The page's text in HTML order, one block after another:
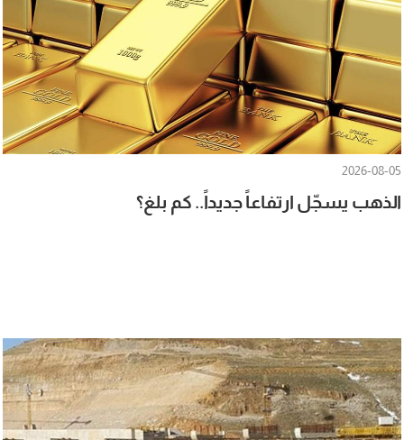
2026-08-05
الذهب يسجّل ارتفاعاً جديداً.. كم بلغ؟